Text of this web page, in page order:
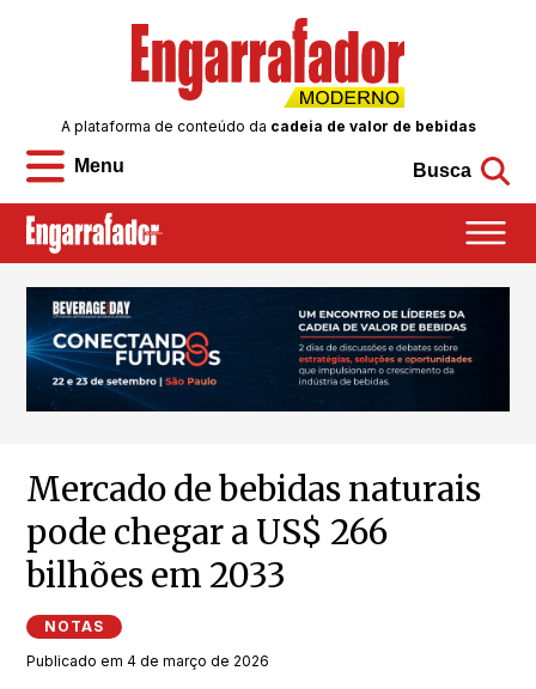
Menu
A plataforma de conteúdo da cadeia de valor de bebidas
Busca
Mercado de bebidas naturais
pode chegar a US$ 266
bilhões em 2033
NOTAS
Publicado em 4 de março de 2026